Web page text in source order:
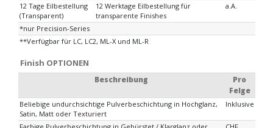
12 Tage Eilbestellung
(Transparent)
12 Werktage Eilbestellung für
transparente Finishes
a.A.
*nur Precision-Series
**Verfügbar für LC, LC2, ML-X und ML-R
Finish OPTIONEN
Beschreibung
Pro
Felge
Beliebige undurchsichtige Pulverbeschichtung in Hochglanz,
Satin, Matt oder Texturiert
Inklusive
Farbige Pulverbeschichtung in Gebürstet / Klarglanz oder CHF